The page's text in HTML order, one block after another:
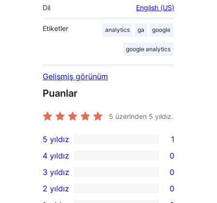
Dil English (US)
Etiketler analytics ga google
google analytics
Gelişmiş görünüm
Puanlar
5 üzerinden 5 yıldız.
1
5
yıldızlı
inceleme
5 yıldız 1
4
yıldızlı
4 yıldız 0
0
3
3 yıldız 0
2 yıldız
0